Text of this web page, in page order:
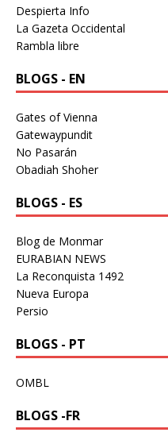
Despierta Info
La Gazeta Occidental
Rambla libre
BLOGS - EN
Gates of Vienna
Gatewaypundit
No Pasarán
Obadiah Shoher
BLOGS - ES
Blog de Monmar
EURABIAN NEWS
La Reconquista 1492
Nueva Europa
Persio
BLOGS - PT
OMBL
BLOGS -FR